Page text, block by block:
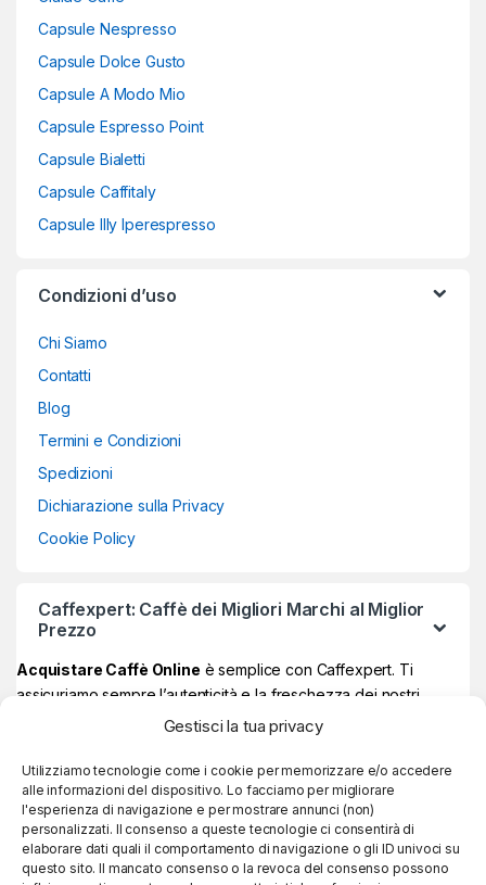
Gestisci la tua privacy
Utilizziamo tecnologie come i cookie per memorizzare e/o accedere
alle informazioni del dispositivo. Lo facciamo per migliorare
l'esperienza di navigazione e per mostrare annunci (non)
personalizzati. Il consenso a queste tecnologie ci consentirà di
elaborare dati quali il comportamento di navigazione o gli ID univoci su
questo sito. Il mancato consenso o la revoca del consenso possono
Capsule Nespresso
Capsule Dolce Gusto
Capsule A Modo Mio
Capsule Espresso Point
Capsule Bialetti
Capsule Caffitaly
Capsule Illy Iperespresso
Condizioni d’uso
Chi Siamo
Contatti
Blog
Termini e Condizioni
Spedizioni
Dichiarazione sulla Privacy
Cookie Policy
Caffexpert: Caffè dei Migliori Marchi al Miglior
Prezzo
Acquistare Caffè Online è semplice con Caffexpert. Ti
assicuriamo sempre l’autenticità e la freschezza dei nostri
prodotti, garantiti Made in Italy al 100% ad un prezzo davvero
Sul nostro store online potrai trovare imigliori marchi di caffè
quelli più amati e apprezzati, e se raggiungi59€ di spesa, la
consegna è sempre gratuita!